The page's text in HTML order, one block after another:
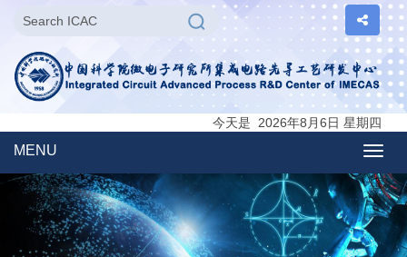
今天是 2026年8月6日 星期四
MENU